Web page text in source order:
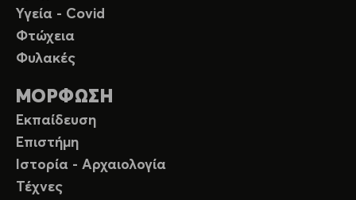
Υγεία - Covid
Φτώχεια
Φυλακές
ΜΟΡΦΩΣΗ
Εκπαίδευση
Επιστήμη
Ιστορία - Αρχαιολογία
Τέχνες